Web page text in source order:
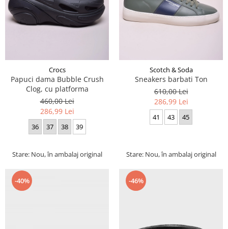
Crocs
Papuci dama Bubble Crush
Clog, cu platforma
460,00 Lei
286,99 Lei
36 37 38 39
Stare: Nou, în ambalaj original
Scotch & Soda
Sneakers barbati Ton
610,00 Lei
286,99 Lei
41 43 45
Stare: Nou, în ambalaj original
-40% -46%